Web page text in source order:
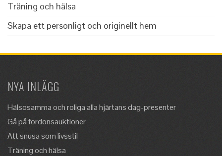
Träning och hälsa
Skapa ett personligt och originellt hem
NYA INLÄGG
Hälsosamma och roliga alla hjärtans dag-presenter
Gå på fordonsauktioner
Att snusa som livsstil
Träning och hälsa